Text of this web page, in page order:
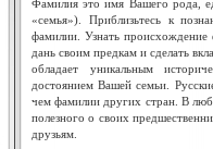
Фамилия это имя Вашего рода,
«семья»). Приблизьтесь к
фамилии. Узнать
дань своим предкам и сделать
обладает уникальным
достоянием Вашей семьи.
чем фамилии других стран. В
полезного о своих
друзьям.